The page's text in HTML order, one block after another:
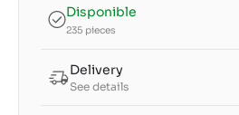
Disponible
235 pieces
Delivery
See details